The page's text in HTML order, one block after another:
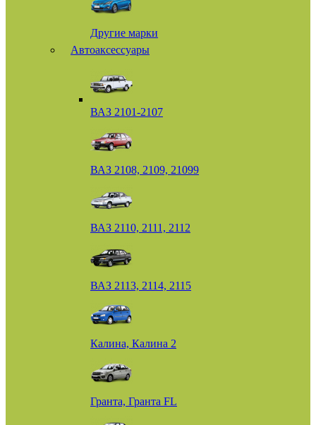
Другие марки
Автоаксессуары
ВАЗ 2101-2107
ВАЗ 2108, 2109, 21099
ВАЗ 2110, 2111, 2112
ВАЗ 2113, 2114, 2115
Калина, Калина 2
Гранта, Гранта FL